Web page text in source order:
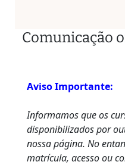
Comunicação
Aviso Importante:
Informamos que os
disponibilizados por
nossa página. No
matrícula, acesso ou